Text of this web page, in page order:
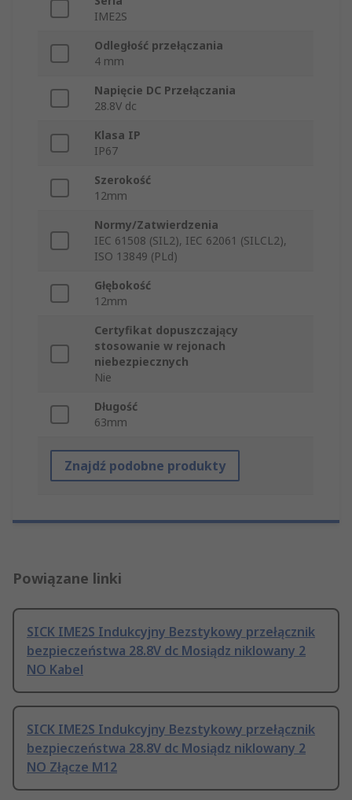
IME2S
Odległość przełączania
4 mm
Napięcie DC Przełączania
28.8V dc
Klasa IP
IP67
Szerokość
12mm
Normy/Zatwierdzenia
IEC 61508 (SIL2), IEC 62061 (SILCL2),
ISO 13849 (PLd)
Głębokość
12mm
Certyfikat dopuszczający
stosowanie w rejonach
niebezpiecznych
Nie
Długość
63mm
Znajdź podobne produkty
Powiązane linki
SICK IME2S Indukcyjny Bezstykowy przełącznik
bezpieczeństwa 28.8V dc Mosiądz niklowany 2
NO Kabel
SICK IME2S Indukcyjny Bezstykowy przełącznik
bezpieczeństwa 28.8V dc Mosiądz niklowany 2
NO Złącze M12